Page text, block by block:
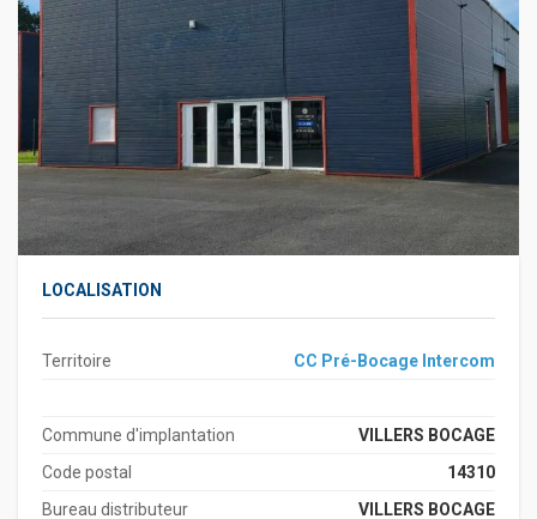
LOCALISATION
Territoire CC Pré-Bocage Intercom
Commune d'implantation
VILLERS BOCAGE
Code postal
14310
Bureau distributeur
VILLERS BOCAGE